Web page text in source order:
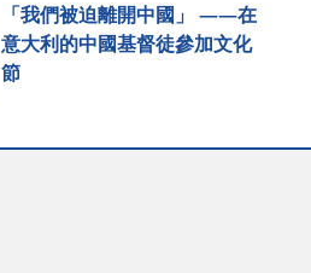
「我們被迫離開中國」 ——在
意大利的中國基督徒參加文化
節